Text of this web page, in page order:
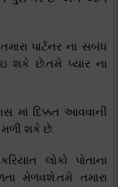
પાર્ટનર ના સબંધ
શકે છે.તમે પ્યાર ના
માં દિક્કત આવવાની
મળી શકે છે.
લોકો પોતાના
મેળવશે.તમે તમારા